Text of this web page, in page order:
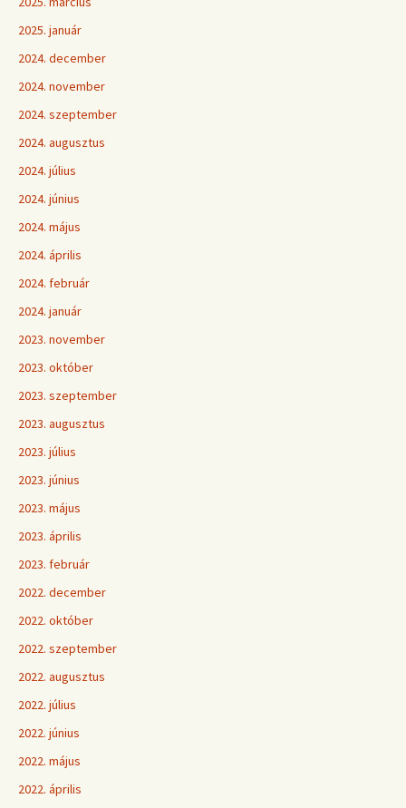
2025. január
2024. december
2024. november
2024. szeptember
2024. augusztus
2024. július
2024. június
2024. május
2024. április
2024. február
2024. január
2023. november
2023. október
2023. szeptember
2023. augusztus
2023. július
2023. június
2023. május
2023. április
2023. február
2022. december
2022. október
2022. szeptember
2022. augusztus
2022. július
2022. június
2022. május
2022. április